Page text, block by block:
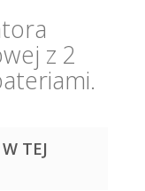
z 2
TEJ